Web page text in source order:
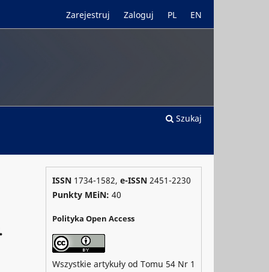
Szukaj
Zarejestruj Zaloguj PL EN
ISSN 1734-1582, e-ISSN 2451-2230
Punkty MEiN: 40
Polityka Open Access
Wszystkie artykuły od Tomu 54 Nr 1